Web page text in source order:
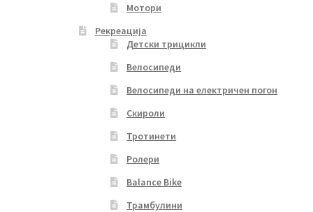
Мотори
Рекреација
Детски трицикли
Велосипеди
Велосипеди на електричен погон
Скироли
Тротинети
Ролери
Balance Bike
Трамбулини